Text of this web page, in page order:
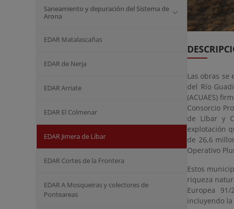
Saneamiento y depuración del Sistema de
Arona
EDAR Matalascañas
EDAR de Nerja
EDAR Arriate
EDAR El Colmenar
EDAR Jimera de Líbar
EDAR Cortes de la Frontera
EDAR A Mosqueiras y colectores de
Ponteareas
Las obras se
del Río
(ACUAES)
Consorcio
de Líbar y
explotación
de 26,6
Operativo
Estos
riqueza
Europea
incluyendo la